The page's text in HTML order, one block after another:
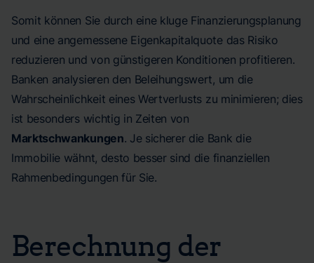
Somit können Sie durch eine kluge Finanzierungsplanung
und eine angemessene Eigenkapitalquote das Risiko
reduzieren und von günstigeren Konditionen profitieren.
Banken analysieren den Beleihungswert, um die
Wahrscheinlichkeit eines Wertverlusts zu minimieren; dies
ist besonders wichtig in Zeiten von
Marktschwankungen. Je sicherer die Bank die
Immobilie wähnt, desto besser sind die finanziellen
Rahmenbedingungen für Sie.
Berechnung der